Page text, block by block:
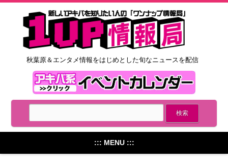
秋葉原＆エンタメ情報をはじめとした旬なニュースを配信
::: MENU :::